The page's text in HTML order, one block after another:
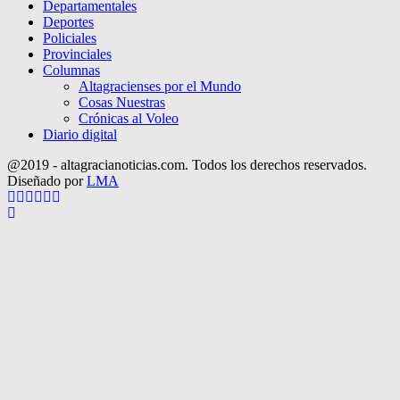
Departamentales
Deportes
Policiales
Provinciales
Columnas
Altagracienses por el Mundo
Cosas Nuestras
Crónicas al Voleo
Diario digital
@2019 - altagracianoticias.com. Todos los derechos reservados.
Diseñado porLMA
Facebook
Twitter
Instagram
Pinterest
Google